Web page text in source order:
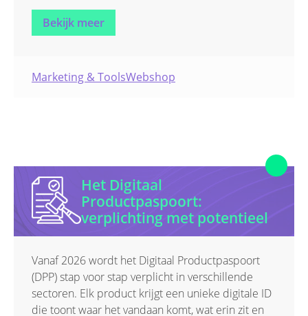
samen te werken met diverse partners en
kanalen, slagen ze erin om hun doelgroep gericht
te bereiken en langdurige relaties op te bouwen.
Bekijk meer
Marketing & ToolsWebshop
Het Digitaal
Productpaspoort:
verplichting met potentieel
Vanaf 2026 wordt het Digitaal Productpaspoort
(DPP) stap voor stap verplicht in verschillende
sectoren. Elk product krijgt een unieke digitale ID
die toont waar het vandaan komt, wat erin zit en